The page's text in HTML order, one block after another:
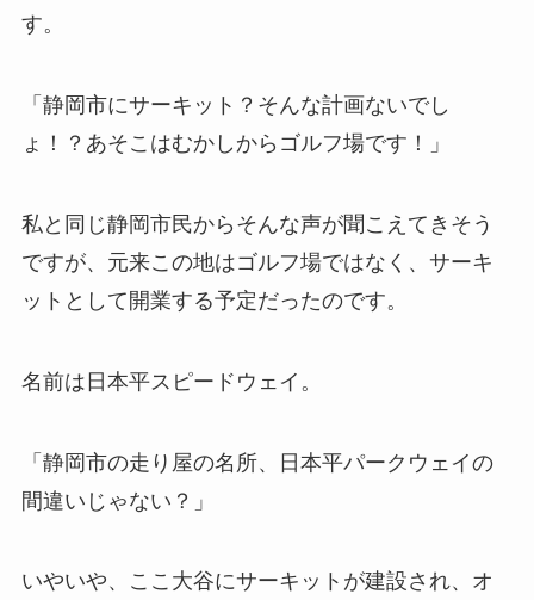
す。
「静岡市にサーキット？そんな計画ないでし
ょ！？あそこはむかしからゴルフ場です！」
私と同じ静岡市民からそんな声が聞こえてきそう
ですが、元来この地はゴルフ場ではなく、サーキ
ットとして開業する予定だったのです。
名前は日本平スピードウェイ。
「静岡市の走り屋の名所、日本平パークウェイの
間違いじゃない？」
いやいや、ここ大谷にサーキットが建設され、オ